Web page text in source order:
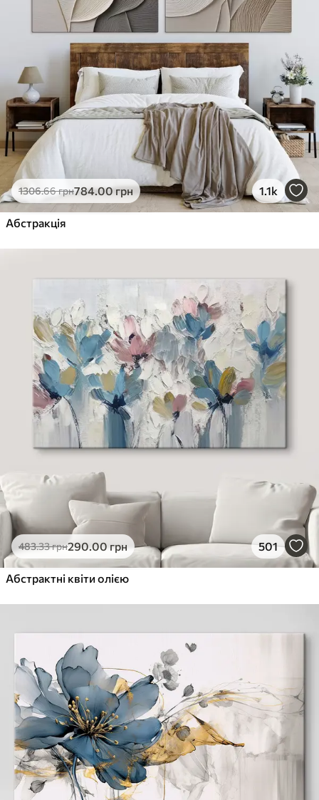
1306.66грн784.00грн 1.1k
Абстракція
483.33грн290.00грн 501
Абстрактні квіти олією